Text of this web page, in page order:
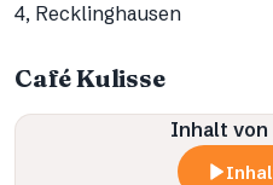
4, Recklinghausen
Café Kulisse
Inhalt von